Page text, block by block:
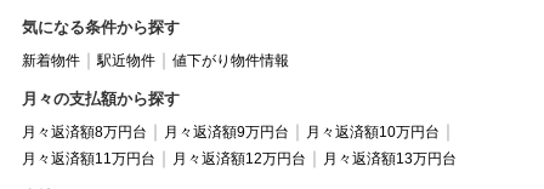
気になる条件から探す
新着物件 駅近物件 値下がり物件情報
月々の支払額から探す
月々返済額8万円台 月々返済額9万円台
月々返済額10万円台
月々返済額11万円台
月々返済額12万円台 月々返済額13万円台